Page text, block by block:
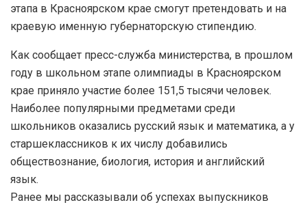
этапа в Красноярском крае смогут претендовать и на
краевую именную губернаторскую стипендию.
Как сообщает пресс-служба министерства, в прошлом
году в школьном этапе олимпиады в Красноярском
крае приняло участие более 151,5 тысячи человек.
Наиболее популярными предметами среди
школьников оказались русский язык и математика, а у
старшеклассников к их числу добавились
обществознание, биология, история и английский
язык.
Ранее мы рассказывали об успехах выпускников